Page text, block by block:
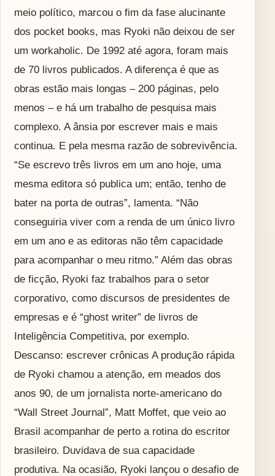
meio político, marcou o fim da fase alucinante
dos pocket books, mas Ryoki não deixou de ser
um workaholic. De 1992 até agora, foram mais
de 70 livros publicados. A diferença é que as
obras estão mais longas – 200 páginas, pelo
menos – e há um trabalho de pesquisa mais
complexo. A ânsia por escrever mais e mais
continua. E pela mesma razão de sobrevivência.
“Se escrevo três livros em um ano hoje, uma
mesma editora só publica um; então, tenho de
bater na porta de outras”, lamenta. “Não
conseguiria viver com a renda de um único livro
em um ano e as editoras não têm capacidade
para acompanhar o meu ritmo.” Além das obras
de ficção, Ryoki faz trabalhos para o setor
corporativo, como discursos de presidentes de
empresas e é “ghost writer” de livros de
Inteligência Competitiva, por exemplo.
Descanso: escrever crônicas A produção rápida
de Ryoki chamou a atenção, em meados dos
anos 90, de um jornalista norte-americano do
“Wall Street Journal”, Matt Moffet, que veio ao
Brasil acompanhar de perto a rotina do escritor
brasileiro. Duvidava de sua capacidade
produtiva. Na ocasião, Ryoki lançou o desafio de